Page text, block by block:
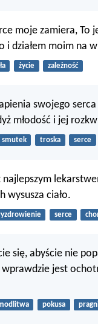
moje zamiera, To
i działem moim na
życie zależność
swojego serca
młodość i jej
smutek troska serce
najlepszym
wysusza ciało.
serce
się, abyście nie
jest
pokusa